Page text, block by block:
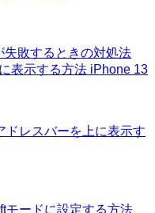
敗するときの対処法
iPhone 13
ドレスバーを上に表示す
モードに設定する方法